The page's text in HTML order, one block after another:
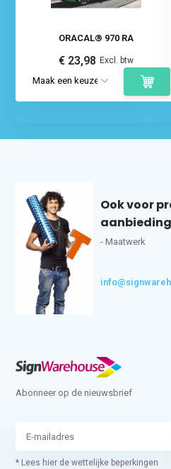
ORACAL® 970 RA
€ 23,98 Excl. btw
Ook voor
- Maatwerk
Abonneer op de nieuwsbrief
* Lees hier de wettelijke beperkingen